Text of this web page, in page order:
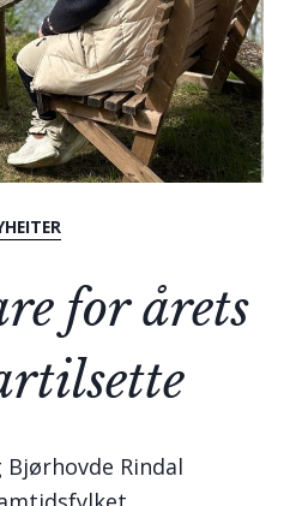
for årets
Bjørhovde Rindal